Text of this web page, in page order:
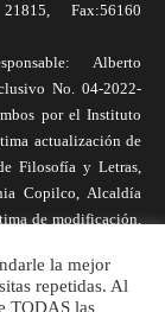
Fax:56160
Alberto
No. 04-2022-
por el Instituto
actualización de
Filosofía y Letras,
Copilco, Alcaldía
de modificación,
Nacional
los contenidos de
la mejor
repetidas. Al
TODAS las